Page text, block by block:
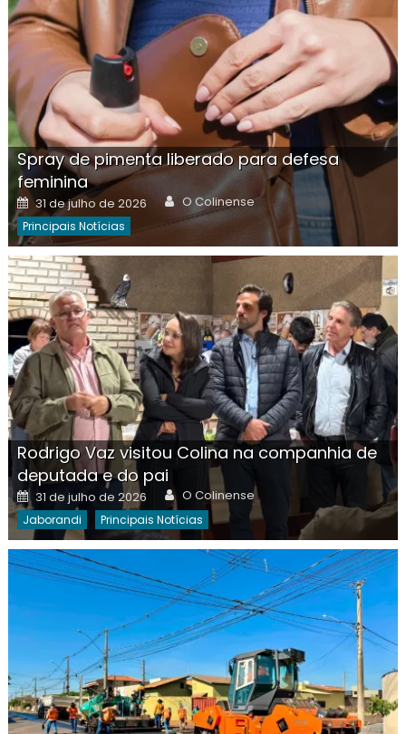
Spray de pimenta liberado para defesa
feminina
Posted
on
31 de julho de 2026 Author
O Colinense
Principais Notícias
Rodrigo Vaz visitou Colina na companhia de
deputada e do pai
Posted
on
31 de julho de 2026 Author
O Colinense
Jaborandi Principais Notícias